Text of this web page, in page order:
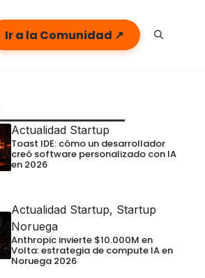
Ir a la Comunidad ↗
Actualidad Startup
Toast IDE: cómo un desarrollador
creó software personalizado con IA
en 2026
Actualidad Startup, Startup
Noruega
Anthropic invierte $10.000M en
Volta: estrategia de compute IA en
Noruega 2026